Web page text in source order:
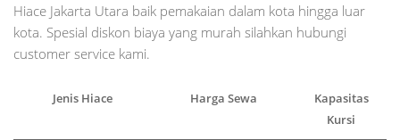
Hiace Jakarta Utara baik pemakaian dalam kota hingga luar
kota. Spesial diskon biaya yang murah silahkan hubungi
customer service kami.
Jenis Hiace Harga Sewa
Kapasitas
Kursi